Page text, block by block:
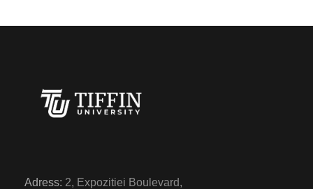
Adress: 2, Expozitiei Boulevard,